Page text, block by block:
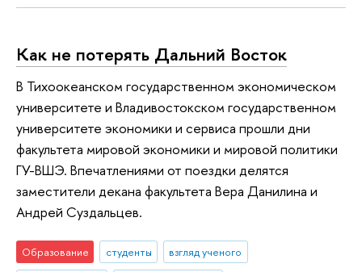
Как не потерять Дальний Восток
В Тихоокеанском государственном экономическом
университете и Владивостокском государственном
университете экономики и сервиса прошли дни
факультета мировой экономики и мировой политики
ГУ-ВШЭ. Впечатлениями от поездки делятся
заместители декана факультета Вера Данилина и
Андрей Суздальцев.
Образование студенты взгляд ученого